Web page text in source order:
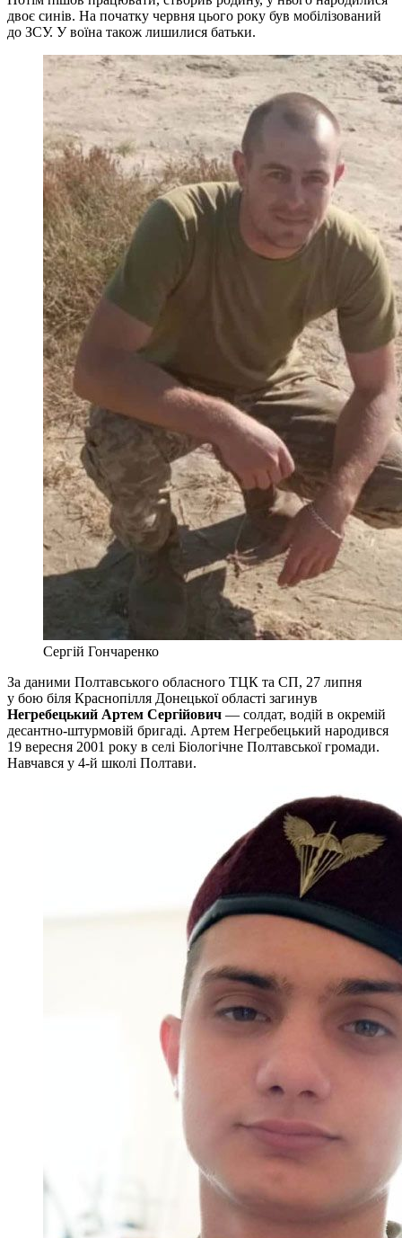
двоє синів. На початку червня цього року був мобілізований
до ЗСУ. У воїна також лишилися батьки.
Сергій Гончаренко
За даними Полтавського обласного ТЦК та СП, 27 липня
у бою біля Краснопілля Донецької області загинув
Негребецький Артем Сергійович — солдат, водій в окремій
десантно-штурмовій бригаді. Артем Негребецький народився
19 вересня 2001 року в селі Біологічне Полтавської громади.
Навчався у 4-й школі Полтави.